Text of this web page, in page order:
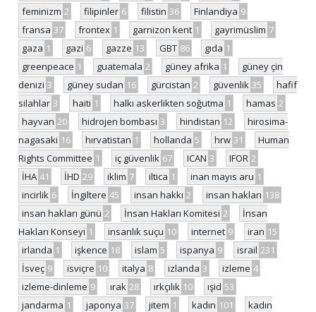
feminizm 2 filipinler 6 filistin 36 Finlandiya 9
fransa 37 frontex 1 garnizon kent 1 gayrimüslim 7
gaza 1 gazi 6 gazze 13 GBT 86 gıda 1
greenpeace 1 guatemala 2 güney afrika 1
güney çin
denizi 3 güney sudan 16 gürcistan 2 güvenlik 35
hafif
silahlar 3 haiti 1 halkı askerlikten soğutma 1 hamas 2
hayvan 20 hidrojen bombası 3 hindistan 12
hirosima-
nagasaki 16 hırvatistan 1 hollanda 5 hrw 31
Human
Rights Committee 1 iç güvenlik 67 ICAN 3 IFOR 2
İHA 41 İHD 29 iklim 7 iltica 1 inan mayıs aru 1
incirlik 6 İngiltere 45 insan hakkı 2 insan hakları 138
insan hakları günü 2 İnsan Hakları Komitesi 2
İnsan
Hakları Konseyi 1 insanlık suçu 10 internet 9 iran 15
irlanda 1 işkence 18 islam 5 ispanya 9 israil 231
İsveç 9 isviçre 10 italya 8 izlanda 3 izleme 4
izleme-dinleme 9 ırak 28 ırkçılık 10 ışid 53
jandarma 1 japonya 37 jitem 1 kadın 101
kadın